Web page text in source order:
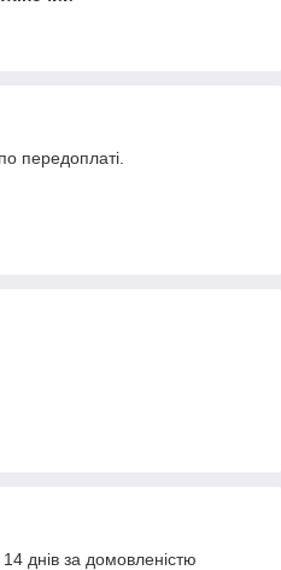
передоплаті.
днів за домовленістю